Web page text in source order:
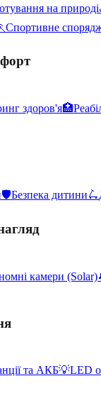
на природі
Спортивне
здоров'я🏥
🛡️Безпека дитини🛴
камери (Solar)
та АКБ💡LED